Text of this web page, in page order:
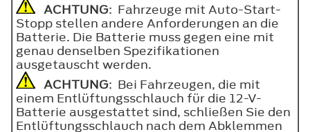
ACHTUNG: Fahrzeuge mit Auto-Start-
Stopp stellen andere Anforderungen an die
Batterie. Die Batterie muss gegen eine mit
genau denselben Spezifikationen
ausgetauscht werden.
ACHTUNG: Bei Fahrzeugen, die mit
einem Entlüftungsschlauch für die 12-V-
Batterie ausgestattet sind, schließen Sie den
Entlüftungsschlauch nach dem Abklemmen